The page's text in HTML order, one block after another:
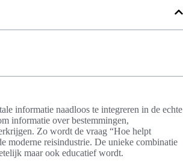
informatie naadloos te integreren in de echte
informatie over bestemmingen,
Zo wordt de vraag “Hoe helpt
moderne reisindustrie. De unieke combinatie
maar ook educatief wordt.